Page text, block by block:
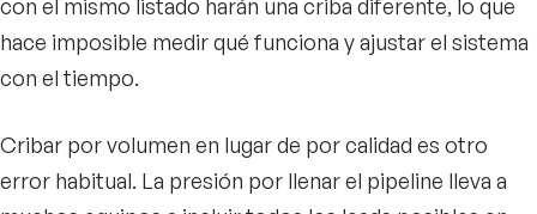
con el mismo listado harán una criba diferente, lo que
hace imposible medir qué funciona y ajustar el sistema
con el tiempo.
Cribar por volumen en lugar de por calidad es otro
error habitual. La presión por llenar el pipeline lleva a